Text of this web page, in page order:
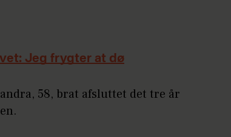
Jeg frygter at dø
58, brat afsluttet det tre år